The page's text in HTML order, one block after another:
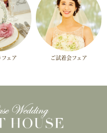
ェア ご試着会フェア